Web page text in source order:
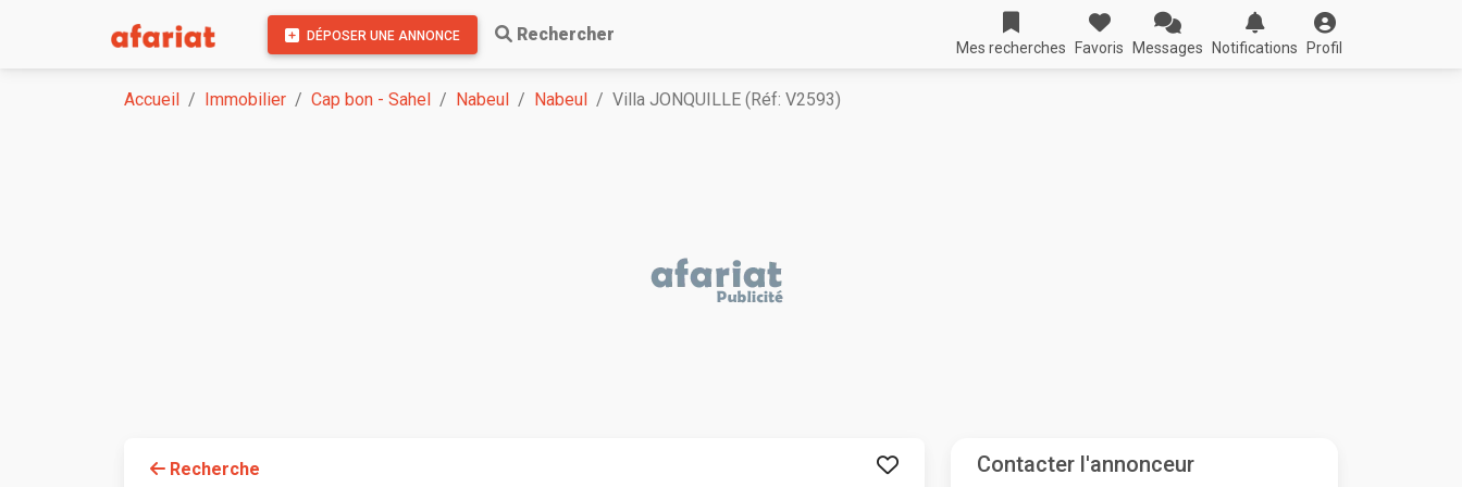
DÉPOSER UNE ANNONCE Rechercher
Mes recherches Favoris Messages Notifications Profil
Accueil Immobilier Cap bon - Sahel Nabeul Nabeul Villa JONQUILLE (Réf: V2593)
Recherche Contacter l'annonceur